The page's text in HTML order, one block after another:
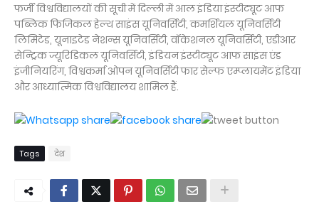
फर्जी विश्वविद्यालयों की सूची में दिल्ली में आल इंडिया इंस्टीट्यूट आफ
पब्लिक फिजिकल हेल्थ साइंस यूनिवर्सिटी, कमर्शियल यूनिवर्सिटी
लिमिटेड, यूनाइटेड नेशन्स यूनिवर्सिटी, वॉकेशनल यूनिवर्सिटी, एडीआर
सेन्ट्रिक ज्यूरिडिकल यूनिवर्सिटी, इंडियन इंस्टीट्यूट आफ साइंस एंड
इंजीनियरिंग, विश्वकर्मा ओपन यूनिवर्सिटी फार सेल्फ एम्प्लायमेंट इंडिया
और आध्यात्मिक विश्वविद्यालय शामिल हैं.
Tags देश